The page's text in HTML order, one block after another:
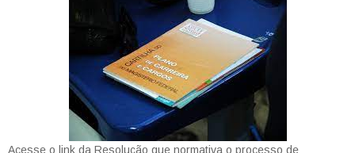
Acesse o link da Resolução que normativa o processo de